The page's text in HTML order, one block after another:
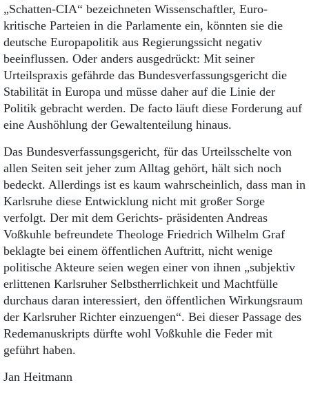
„Schatten-CIA“ bezeichneten Wissenschaftler, Euro-
kritische Parteien in die Parlamente ein, könnten sie die
deutsche Europapolitik aus Regierungssicht negativ
beeinflussen. Oder anders ausgedrückt: Mit seiner
Urteilspraxis gefährde das Bundesverfassungsgericht die
Stabilität in Europa und müsse daher auf die Linie der
Politik gebracht werden. De facto läuft diese Forderung auf
eine Aushöhlung der Gewaltenteilung hinaus.
Das Bundesverfassungsgericht, für das Urteilsschelte von
allen Seiten seit jeher zum Alltag gehört, hält sich noch
bedeckt. Allerdings ist es kaum wahrscheinlich, dass man in
Karlsruhe diese Entwicklung nicht mit großer Sorge
verfolgt. Der mit dem Gerichts- präsidenten Andreas
Voßkuhle befreundete Theologe Friedrich Wilhelm Graf
beklagte bei einem öffentlichen Auftritt, nicht wenige
politische Akteure seien wegen einer von ihnen „subjektiv
erlittenen Karlsruher Selbstherrlichkeit und Machtfülle
durchaus daran interessiert, den öffentlichen Wirkungsraum
der Karlsruher Richter einzuengen“. Bei dieser Passage des
Redemanuskripts dürfte wohl Voßkuhle die Feder mit
geführt haben.
Jan Heitmann